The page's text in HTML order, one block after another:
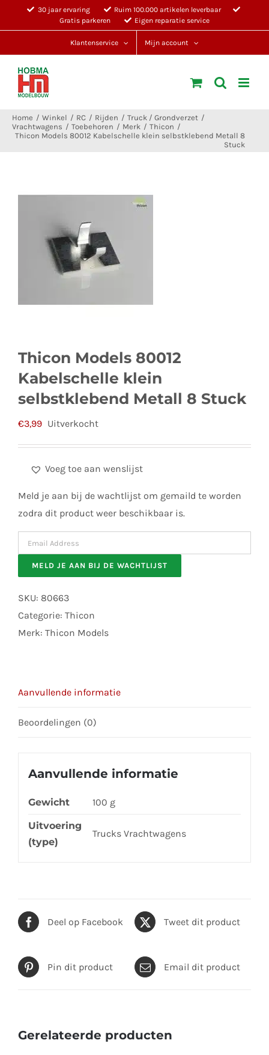
30 jaar ervaring
Ruim 100.000 artikelen leverbaar
Gratis parkeren
Eigen reparatie service
Klantenservice Mijn account
Home Winkel RC Rijden
Truck / Grondverzet
Vrachtwagens
Toebehoren Merk
Thicon
Thicon Models 80012 Kabelschelle klein selbstklebend Metall 8
Stuck
Thicon Models 80012
Kabelschelle klein
selbstklebend Metall 8 Stuck
€3,99 Uitverkocht
Voeg toe aan wenslijst
Meld je aan bij de wachtlijst om gemaild te worden
zodra dit product weer beschikbaar is.
Enter
your
email
address
to
this
MELD JE AAN BIJ DE WACHTLIJST
SKU: 80663
Categorie: Thicon
Merk: Thicon Models
Aanvullende informatie
Beoordelingen (0)
Aanvullende informatie
Gewicht 100 g
Uitvoering
(type)
Trucks Vrachtwagens
Deel op Facebook Tweet dit product
Pin dit product Email dit product
Gerelateerde producten